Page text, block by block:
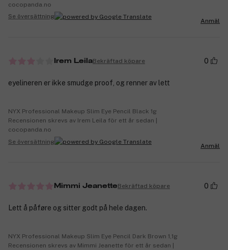
cocopanda.no
Se översättning
Anmäl
Irem LeilaBekräftad köpare 0
eyelineren er ikke smudge proof, og renner av lett
NYX Professional Makeup Slim Eye Pencil Black 1g
Recensionen skrevs av Irem Leila för ett år sedan |
cocopanda.no
Se översättning
Anmäl
Mimmi JeanetteBekräftad köpare 0
Lett å påføre og sitter godt på hele dagen.
NYX Professional Makeup Slim Eye Pencil Dark Brown 1,1g
Recensionen skrevs av Mimmi Jeanette för ett år sedan |